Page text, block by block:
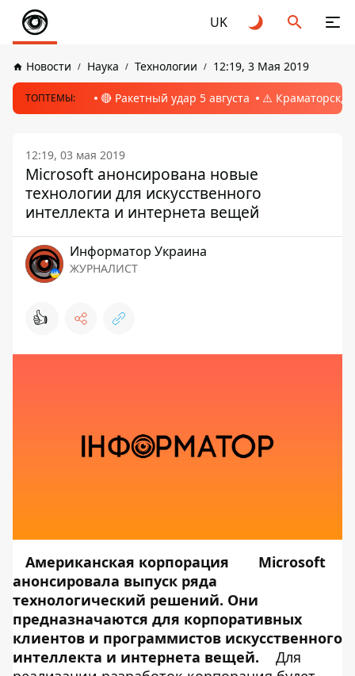
UK
Новости Наука Технологии 12:19, 3 Мая 2019
ТОПТЕМЫ: 🔴 Ракетный удар 5 августа ⚠️ Краматорск,
12:19, 03 мая 2019
Microsoft анонсирована новые
технологии для искусственного
интеллекта и интернета вещей
Информатор Украина
ЖУРНАЛИСТ
👍
Американская корпорация
Microsoft
анонсировала выпуск ряда
технологический решений. Они
предназначаются для корпоративных
клиентов и программистов искусственного
интеллекта и интернета вещей.
Для